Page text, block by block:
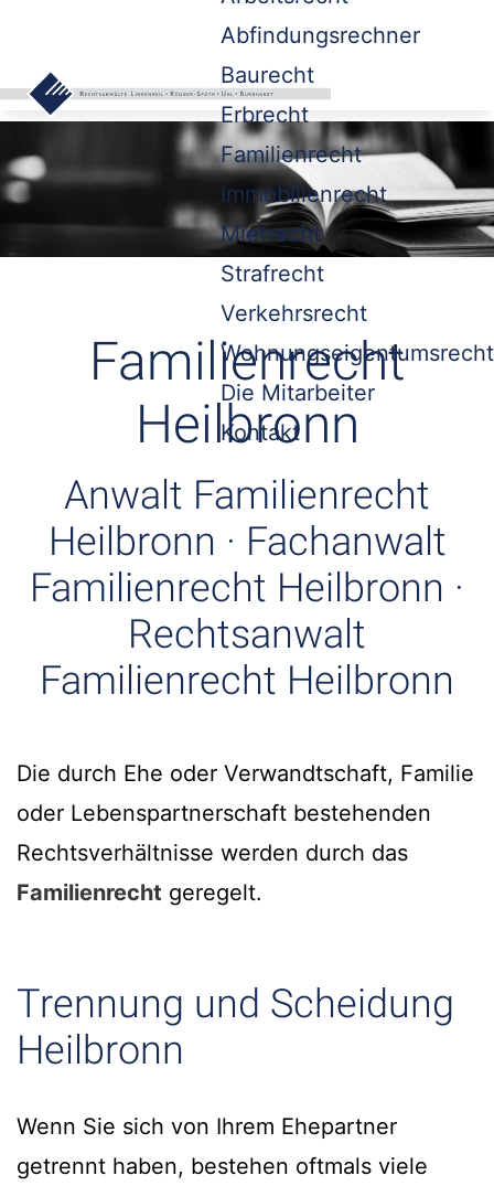
Abfindungsrechner
Baurecht
Erbrecht
Familienrecht
Immobilienrecht
Mietrecht
Strafrecht
Verkehrsrecht
Wohnungseigentumsrecht
Die Mitarbeiter
Kontakt
Familienrecht
Heilbronn
Anwalt Familienrecht
Heilbronn · Fachanwalt
Familienrecht Heilbronn ·
Rechtsanwalt
Familienrecht Heilbronn
Die durch Ehe oder Verwandtschaft, Familie
oder Lebenspartnerschaft bestehenden
Rechtsverhältnisse werden durch das
Familienrecht geregelt.
Trennung und Scheidung
Heilbronn
Wenn Sie sich von Ihrem Ehepartner
getrennt haben, bestehen oftmals viele